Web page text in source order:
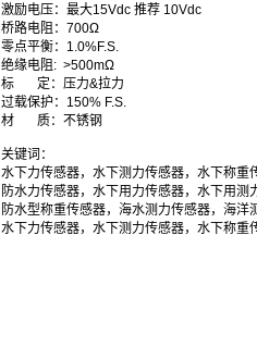
激励电压：最大15Vdc 推荐 10Vdc
桥路电阻：700Ω
零点平衡：1.0%F.S.
绝缘电阻: >500mΩ
标 定：压力&拉力
过载保护：150% F.S.
材 质：不锈钢
关键词：
水下力传感器，水下测力传感器，水下称重
防水力传感器，水下用力传感器，水下用测
防水型称重传感器，海水测力传感器，海
水下力传感器，水下测力传感器，水下称重